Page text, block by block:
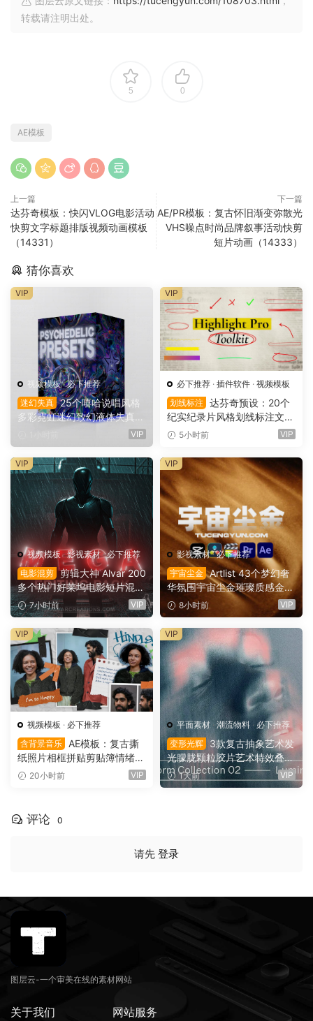
转载请注明出处。
5 0
AE模板
上一篇
达芬奇模板：快闪VLOG电影活动
快剪文字标题排版视频动画模板
（14331）
下一篇
AE/PR模板：复古怀旧渐变弥散光
VHS噪点时尚品牌叙事活动快剪
短片动画（14333）
猜你喜欢
视频模板·必下推荐
迷幻失真 25个嘻哈说唱风格
多彩霓虹迷幻致幻液体失真背
景AE预设效果包 Jamo VFX P
sychedelic Presets 1（1616
8）
VIP
VIP
必下推荐 · 插件软件 · 视频模板
划线标注
达芬奇预设：20个
纪实纪录片风格划线标注文字
高亮突出标注划重点显示动画
5小时前 VIP
VIP
视频模板·影视素材·必下推荐
电影混剪 剪辑大神 Alvar 200
多个热门好莱坞电影短片混剪
AE预设+音效+教程 AlvarCre
ations – MEGA Editing Pack
（16166）
7小时前 VIP
VIP
影视素材·必下推荐
宇宙尘金 Artlist 43个梦幻奢
华氛围宇宙尘金璀璨质感金色
粒子流动慢动作8K视频素材
背景素材（16165）
8小时前 VIP
VIP
视频模板 · 必下推荐
含背景音乐
AE模板：复古撕
纸照片相框拼贴剪贴簿情绪板
旅游日记手账电影VLOG短片
20小时前 VIP
VIP
平面素材· 潮流物料 · 必下推荐
变形光辉
3款复古抽象艺术发
光朦胧颗粒胶片艺术特效叠加
PSD特效样机组合 Orbyt Stu
dio – Transform Collection 0
1天前 VIP
VIP
评论 0
请先 登录
图层云-一个审美在线的素材网站
关于我们 网站服务